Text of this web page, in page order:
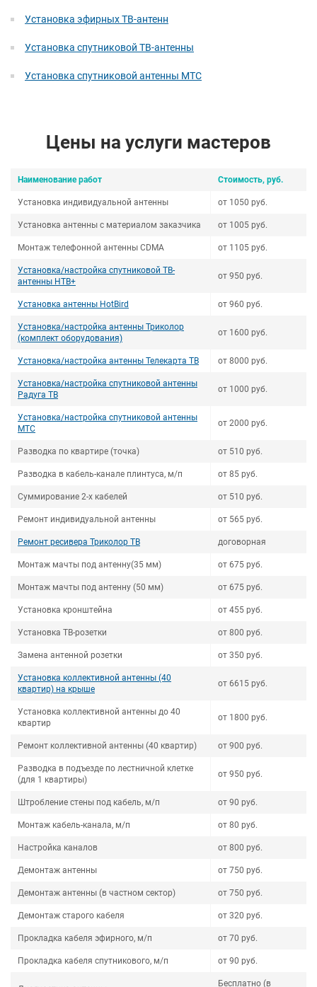
Установка эфирных ТВ-антенн
Установка спутниковой ТВ-антенны
Установка спутниковой антенны МТС
Цены на услуги мастеров
Наименование работ Стоимость, руб.
Установка индивидуальной антенны от 1050 руб.
Установка антенны с материалом заказчика от 1005 руб.
Монтаж телефонной антенны СDMA от 1105 руб.
Установка/настройка спутниковой ТВ-
антенны НТВ+
от 950 руб.
Установка антенны HotBird от 960 руб.
Установка/настройка антенны Триколор
(комплект оборудования)
от 1600 руб.
Установка/настройка антенны Телекарта ТВ от 8000 руб.
Установка/настройка спутниковой антенны
Радуга ТВ
от 1000 руб.
Установка/настройка спутниковой антенны
МТС
от 2000 руб.
Разводка по квартире (точка) от 510 руб.
Разводка в кабель-канале плинтуса, м/п от 85 руб.
Суммирование 2-х кабелей от 510 руб.
Ремонт индивидуальной антенны от 565 руб.
Ремонт ресивера Триколор ТВ договорная
Монтаж мачты под антенну(35 мм) от 675 руб.
Монтаж мачты под антенну (50 мм) от 675 руб.
Установка кронштейна от 455 руб.
Установка ТВ-розетки от 800 руб.
Замена антенной розетки от 350 руб.
Установка коллективной антенны (40
квартир) на крыше
от 6615 руб.
Установка коллективной антенны до 40
квартир
от 1800 руб.
Ремонт коллективной антенны (40 квартир) от 900 руб.
Разводка в подъезде по лестничной клетке
(для 1 квартиры)
от 950 руб.
Штробление стены под кабель, м/п от 90 руб.
Монтаж кабель-канала, м/п от 80 руб.
Настройка каналов от 800 руб.
Демонтаж антенны от 750 руб.
Демонтаж антенны (в частном сектор) от 750 руб.
Демонтаж старого кабеля от 320 руб.
Прокладка кабеля эфирного, м/п от 70 руб.
Прокладка кабеля спутникового, м/п от 90 руб.
Бесплатно (в